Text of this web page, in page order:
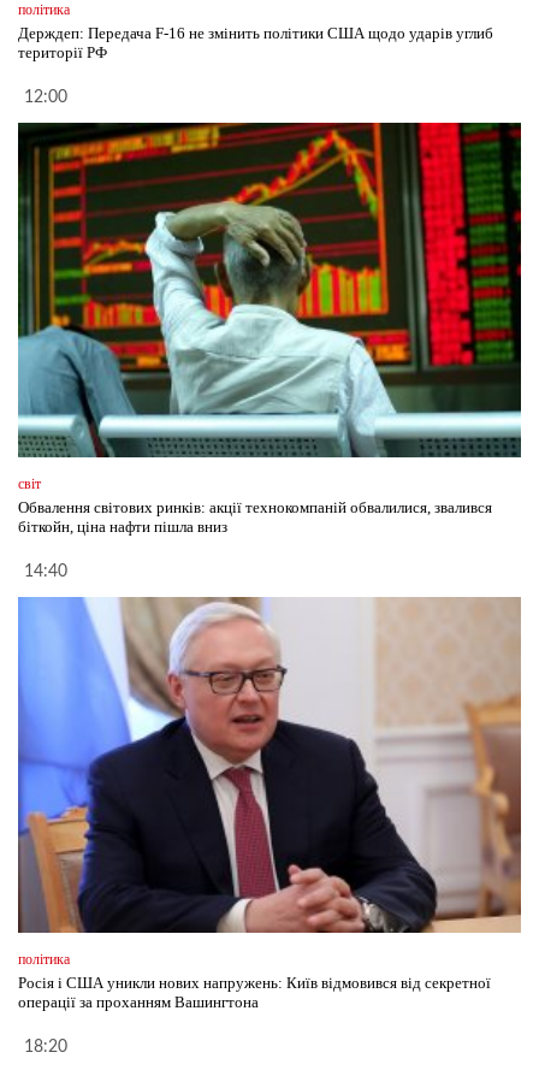
політика
Держдеп: Передача F-16 не змінить політики США щодо ударів углиб
території РФ
12:00
світ
Обвалення світових ринків: акції технокомпаній обвалилися, звалився
біткойн, ціна нафти пішла вниз
14:40
політика
Росія і США уникли нових напружень: Київ відмовився від секретної
операції за проханням Вашингтона
18:20